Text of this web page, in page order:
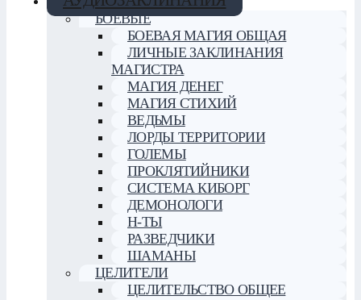
БОЕВЫЕ
БОЕВАЯ МАГИЯ ОБЩАЯ
ЛИЧНЫЕ ЗАКЛИНАНИЯ
МАГИСТРА
МАГИЯ ДЕНЕГ
МАГИЯ СТИХИЙ
ВЕДЬМЫ
ЛОРДЫ ТЕРРИТОРИИ
ГОЛЕМЫ
ПРОКЛЯТИЙНИКИ
СИСТЕМА КИБОРГ
ДЕМОНОЛОГИ
Н-ТЫ
РАЗВЕДЧИКИ
ШАМАНЫ
ЦЕЛИТЕЛИ
ЦЕЛИТЕЛЬСТВО ОБЩЕЕ